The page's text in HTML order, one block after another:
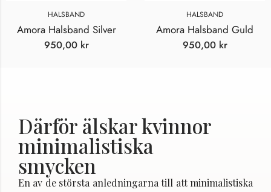
HALSBAND
Amora Halsband Silver
950,00 kr
HALSBAND
Amora Halsband Guld
950,00 kr
Därför älskar kvinnor
minimalistiska
smycken
En av de största anledningarna till att minimalistiska